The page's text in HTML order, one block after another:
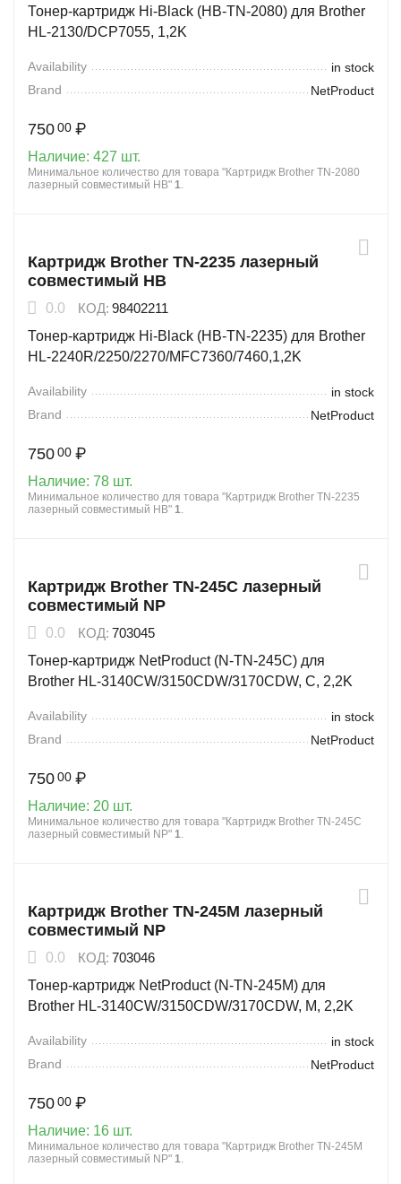
Тонер-картридж Hi-Black (HB-TN-2080) для Brother
HL-2130/DCP7055, 1,2K
Availability
in stock
Brand
NetProduct
750 00 ₽
Наличие: 427 шт.
Минимальное количество для товара "Картридж Brother TN-2080
лазерный совместимый HB" 1.
Картридж Brother TN-2235 лазерный
совместимый HB
0.0 КОД: 98402211
Тонер-картридж Hi-Black (HB-TN-2235) для Brother
HL-2240R/2250/2270/MFC7360/7460,1,2K
Availability
in stock
Brand
NetProduct
750 00 ₽
Наличие: 78 шт.
Минимальное количество для товара "Картридж Brother TN-2235
лазерный совместимый HB" 1.
Картридж Brother TN-245C лазерный
совместимый NP
0.0 КОД: 703045
Тонер-картридж NetProduct (N-TN-245C) для
Brother HL-3140CW/3150CDW/3170CDW, C, 2,2K
Availability
in stock
Brand
NetProduct
750 00 ₽
Наличие: 20 шт.
Минимальное количество для товара "Картридж Brother TN-245C
лазерный совместимый NP" 1.
Картридж Brother TN-245M лазерный
совместимый NP
0.0 КОД: 703046
Тонер-картридж NetProduct (N-TN-245M) для
Brother HL-3140CW/3150CDW/3170CDW, M, 2,2K
Availability
in stock
Brand
NetProduct
750 00 ₽
Наличие: 16 шт.
Минимальное количество для товара "Картридж Brother TN-245M
лазерный совместимый NP" 1.